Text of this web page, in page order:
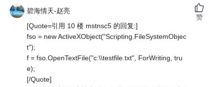
碧海情天-赵亮
[Quote=引用 10 楼 mstnsc5 的回复:]
fso = new ActiveXObject("Scripting.FileSystemObjec
t");
f = fso.OpenTextFile("c:\\testfile.txt", ForWriting, tru
e);
[/Quote]
赞